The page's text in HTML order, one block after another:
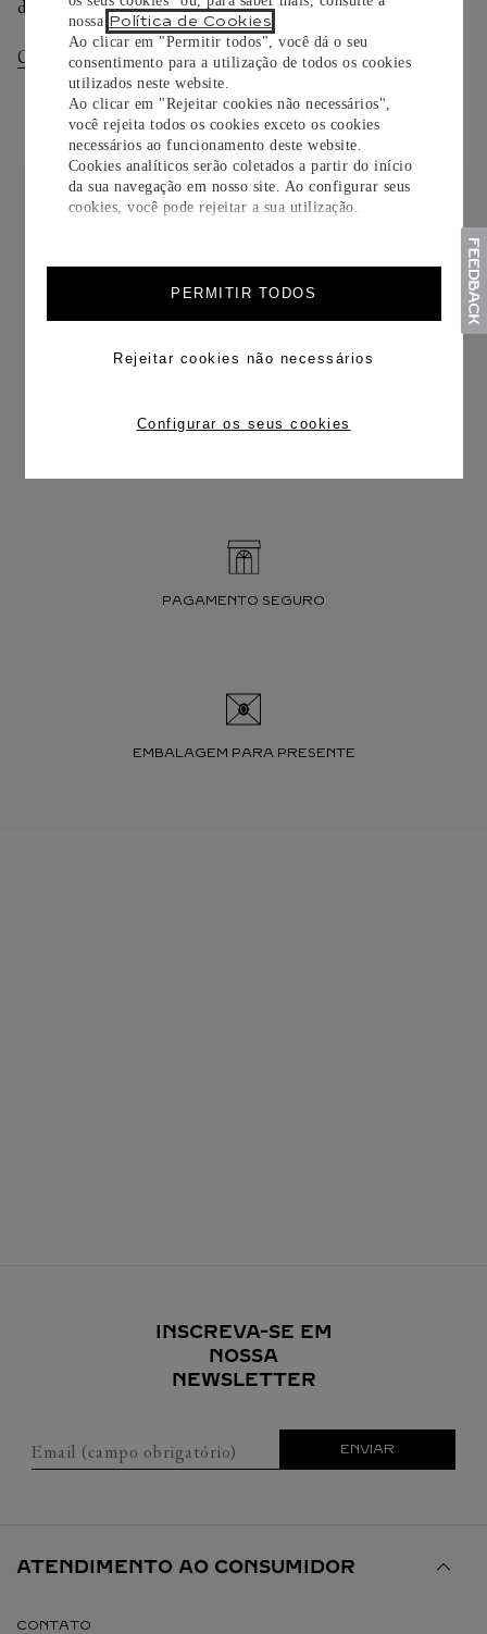
nossa Política de Cookies
Ao clicar em "Permitir todos", você dá o seu
consentimento para a utilização de todos os cookies
utilizados neste website.
Ao clicar em "Rejeitar cookies não necessários",
você rejeita todos os cookies exceto os cookies
necessários ao funcionamento deste website.
Cookies analíticos serão coletados a partir do início
da sua navegação em nosso site. Ao configurar seus
cookies, você pode rejeitar a sua utilização.
PERMITIR TODOS
Rejeitar cookies não necessários
Configurar os seus cookies
dias.
Consultar Entregas Consultar Devoluções
FRETE CORTESIA
PAGAMENTO SEGURO
EMBALAGEM PARA PRESENTE
INSCREVA-SE EM
NOSSA
NEWSLETTER
Email (campo obrigatório) ENVIAR
ATENDIMENTO AO CONSUMIDOR
CONTATO